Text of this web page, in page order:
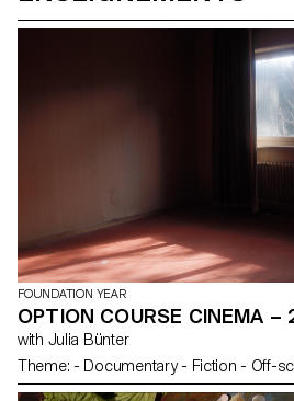
FOUNDATION YEAR
OPTION COURSE CINEMA –
with Julia Bünter
Theme: - Documentary - Fiction - Off-